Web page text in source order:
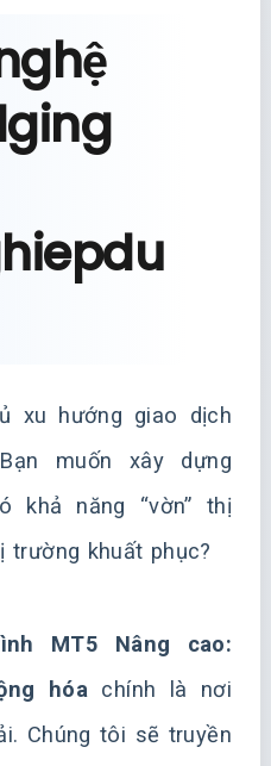
xu hướng giao dịch
muốn xây dựng
khả năng “vờn” thị
trường khuất phục?
MT5 Nâng cao:
hóa chính là nơi
Chúng tôi sẽ truyền